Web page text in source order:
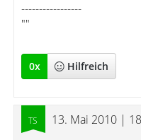
-----------------
""
0x Hilfreich
13. Mai 2010 |